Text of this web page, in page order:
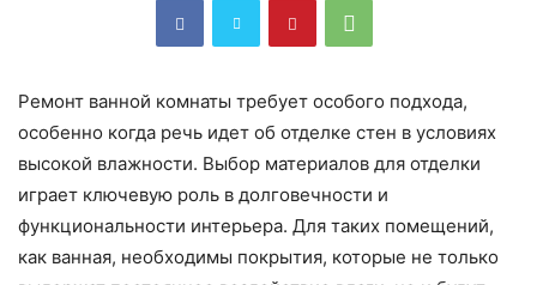
Ремонт ванной комнаты требует особого подхода,
особенно когда речь идет об отделке стен в условиях
высокой влажности. Выбор материалов для отделки
играет ключевую роль в долговечности и
функциональности интерьера. Для таких помещений,
как ванная, необходимы покрытия, которые не только